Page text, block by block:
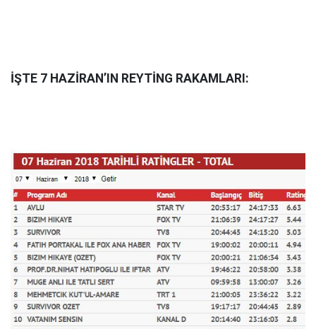
İŞTE 7 HAZİRAN’IN REYTİNG RAKAMLARI: